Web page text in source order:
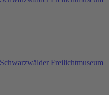
Schwarzwälder Freilichtmuseum